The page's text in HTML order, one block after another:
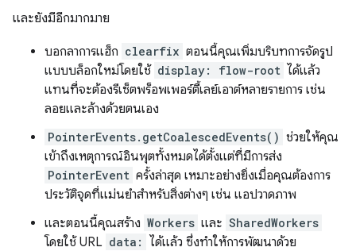
และยังมีอีกมากมาย
บอกลาการแฮ็ก clearfix ตอนนี้คุณเพิ่มบริบทการจัดรูป
แบบบล็อกใหม่โดยใช้ display: flow-root ได้แล้ว
แทนที่จะต้องรีเซ็ตพร็อพเพอร์ตี้เลย์เอาต์หลายรายการ เช่น
ลอยและล้างด้วยตนเอง
PointerEvents.getCoalescedEvents() ช่วยให้คุณ
เข้าถึงเหตุการณ์อินพุตทั้งหมดได้ตั้งแต่ที่มีการส่ง
PointerEvent ครั้งล่าสุด เหมาะอย่างยิ่งเมื่อคุณต้องการ
ประวัติจุดที่แม่นยำสำหรับสิ่งต่างๆ เช่น แอปวาดภาพ
และตอนนี้คุณสร้าง Workers และ SharedWorkers
โดยใช้ URL data: ได้แล้ว ซึ่งทำให้การพัฒนาด้วย